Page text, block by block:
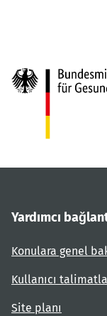
Yardımcı
Konulara genel
Kullanıcı
Site planı